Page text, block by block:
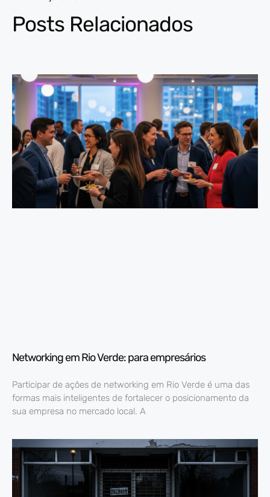
Posts Relacionados
Networking em Rio Verde: para empresários
Participar de ações de networking em Rio Verde é uma das
formas mais inteligentes de fortalecer o posicionamento da
sua empresa no mercado local. A